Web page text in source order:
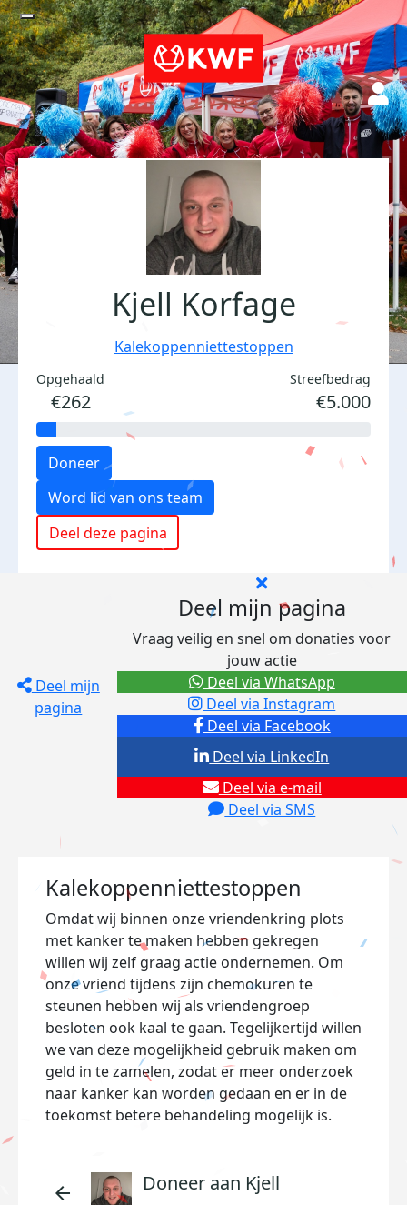
Kjell Korfage
Kalekoppenniettestoppen
Opgehaald
€262
Streefbedrag
€5.000
Doneer
Word lid van ons team
Deel deze pagina
Deel mijn
pagina
Deel mijn pagina
Vraag veilig en snel om donaties voor
jouw actie
Deel via Facebook
Deel via Instagram
Deel via e-mail
Deel via SMS
Deel via LinkedIn
Deel via WhatsApp
Kalekoppenniettestoppen
Omdat wij binnen onze vriendenkring plots
met kanker te maken hebben gekregen
willen wij zelf graag actie ondernemen. Om
onze vriend tijdens zijn chemokuren te
steunen hebben wij als vriendengroep
besloten ook kaal te gaan. Tegelijkertijd willen
we van deze mogelijkheid gebruik maken om
geld in te zamelen, zodat er meer onderzoek
naar kanker kan worden gedaan en er in de
toekomst betere behandeling mogelijk is.
arrow_back Doneer aan Kjell